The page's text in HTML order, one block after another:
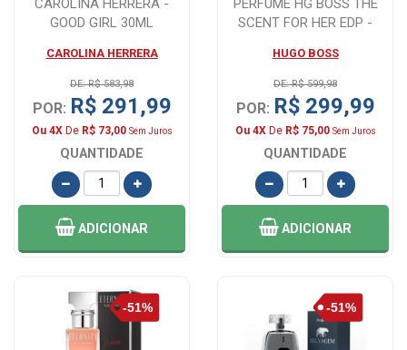
CAROLINA HERRERA -
GOOD GIRL 30ML
CAROLINA HERRERA
DE: R$ 583,98
POR: R$ 291,99
Ou 4XDe R$ 73,00 Sem Juros
QUANTIDADE
ADICIONAR
PERFUME HG BOSS THE
SCENT FOR HER EDP -
HUGO BOSS
DE: R$ 599,98
POR: R$ 299,99
Ou 4XDe R$ 75,00 Sem Juros
QUANTIDADE
ADICIONAR